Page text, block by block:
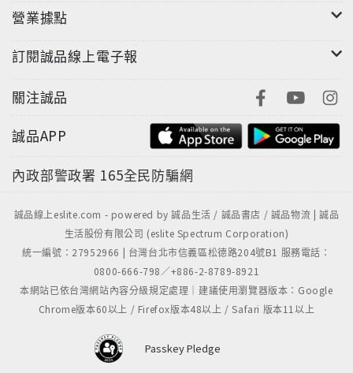
若是提到「愛爾蘭小妖精」，那麼你就會想到…嗯…你
界所認知的鬼怪完全不同。在日文裡，「幽靈」和「ゴ
的詞彙。當然，西方的鬼和日本的幽靈都是死者的靈魂
──都象徵了過去對舒適的現在所伸出的冰冷、死亡且往
往是不受歡迎的手。但西洋的鬼比較像是訴說故事時的
恐懼或幽默，甚至是浪漫或療癒的情緒。
想想《幽靈與未亡人》（1947）裡的Daniel Cregg，或
者《第六感生死戀》（1990）裡的Sam Wheat，再將
這些與恐怖的《鬼哭神嚎》系列（1982）、《鬼店》
（1980），以及《陰兒房》（2011）等相比。接著對照
參考那些在電影《神通鬼大》（1996）裡的愚蠢亡靈，
還有《魔鬼剋星》（1984）中長得像一坨會飛的綠色細
營業據點
訂閱誠品線上電子報
關注誠品
誠品APP
內政部警政署 165全民防騙網
誠品線上eslite.com - powered by 誠品生活 / 誠品書店 / 誠品物流 | 誠品
生活股份有限公司 (eslite Spectrum Corporation)
統一編號：27952966 | 台灣台北市信義區松德路204號B1 服務電話：
0800-666-798／+886-2-8789-8921
本網站已依台灣網站內容分級規定處理｜建議使用瀏覽器版本：Google
Chrome版本60以上 / Firefox版本48以上 / Safari 版本11以上
Passkey Pledge